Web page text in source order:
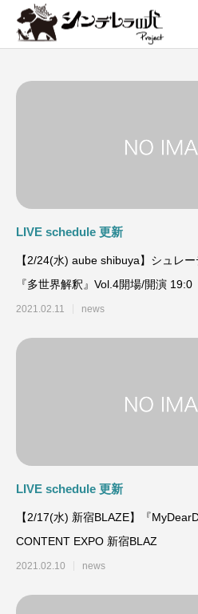
LIVE schedule 更新
【2/24(水) aube shibuya】シュレ
『多世界解釈』Vol.4開場/開演 19:0
2021.02.11 news
LIVE schedule 更新
【2/17(水) 新宿BLAZE】『
CONTENT EXPO 新宿BLAZ
2021.02.10 news